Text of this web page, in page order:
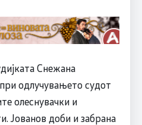
Снежана
одлучувањето судот
олеснувачки и
Јованов доби и забрана